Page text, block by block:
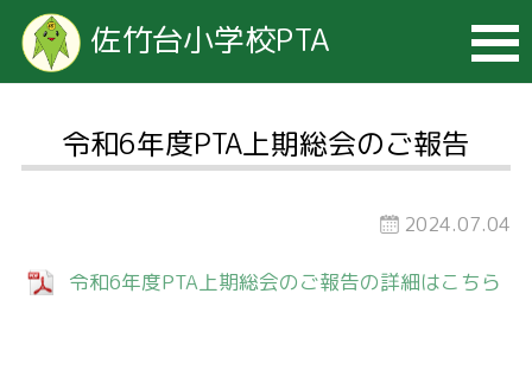
佐竹台小学校PTA
令和6年度PTA上期総会のご報告
2024.07.04
令和6年度PTA上期総会のご報告の詳細はこちら